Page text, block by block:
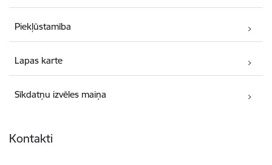
Piekļūstamība
Lapas karte
Sīkdatņu izvēles maiņa
Kontakti